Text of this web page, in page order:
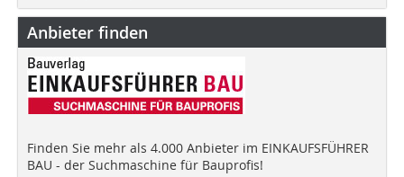
Anbieter finden
Finden Sie mehr als 4.000 Anbieter im EINKAUFSFÜHRER
BAU - der Suchmaschine für Bauprofis!